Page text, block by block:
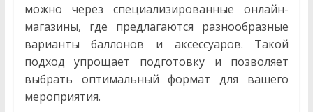
можно через специализированные онлайн-
магазины, где предлагаются разнообразные
варианты баллонов и аксессуаров. Такой
подход упрощает подготовку и позволяет
выбрать оптимальный формат для вашего
мероприятия.